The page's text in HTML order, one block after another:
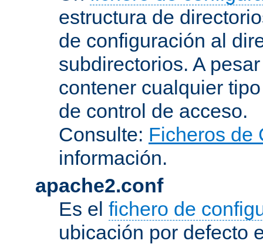
estructura de
de configuración al
subdirectorios. A
contener cualquier
de control de acceso.
Consulte: Ficheros de
información.
apache2.conf
Es el fichero de
ubicación por defecto